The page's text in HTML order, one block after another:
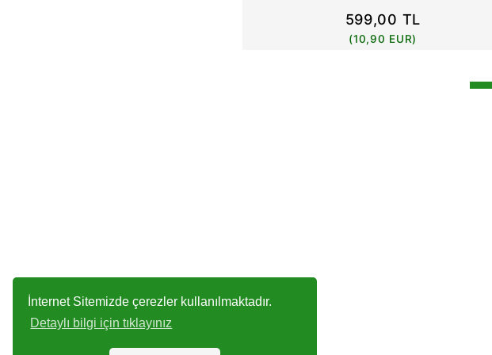
İnternet Sitemizde çerezler kullanılmaktadır.
Detaylı bilgi için tıklayınız
599,00 TL
(10,90 EUR)